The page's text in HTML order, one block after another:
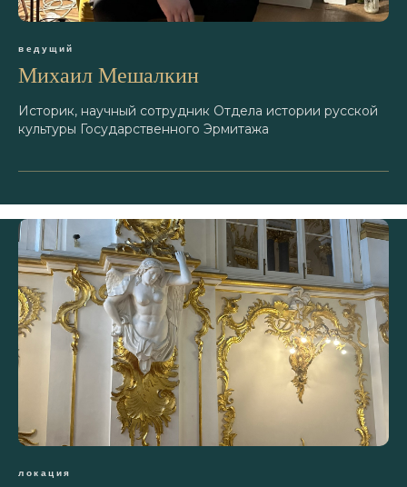
ведущий
Михаил Мешалкин
Историк, научный сотрудник Отдела истории русской
культуры Государственного Эрмитажа
локация